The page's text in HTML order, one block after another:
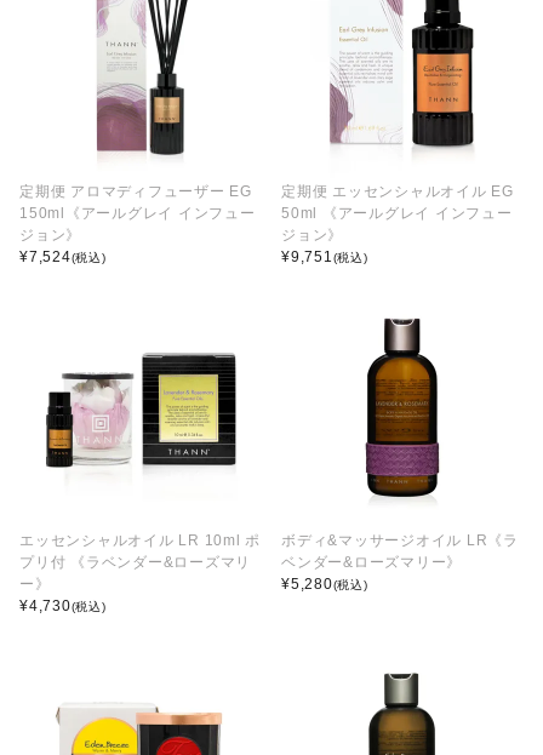
定期便 アロマディフューザー EG
150ml《アールグレイ インフュー
ジョン》
¥7,524(税込)
定期便 エッセンシャルオイル EG
50ml 《アールグレイ インフュー
ジョン》
¥9,751(税込)
エッセンシャルオイル LR 10ml ポ
プリ付 《ラベンダー&ローズマリ
ー》
¥4,730(税込)
ボディ&マッサージオイル LR《ラ
ベンダー&ローズマリー》
¥5,280(税込)